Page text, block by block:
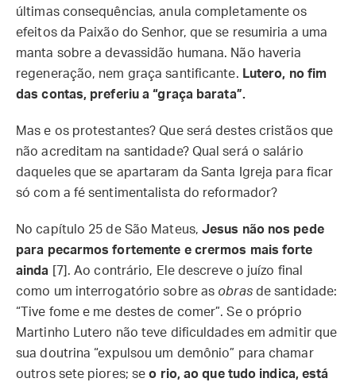
últimas consequências, anula completamente os
efeitos da Paixão do Senhor, que se resumiria a uma
manta sobre a devassidão humana. Não haveria
regeneração, nem graça santificante. Lutero, no fim
das contas, preferiu a “graça barata”.
Mas e os protestantes? Que será destes cristãos que
não acreditam na santidade? Qual será o salário
daqueles que se apartaram da Santa Igreja para ficar
só com a fé sentimentalista do reformador?
No capítulo 25 de São Mateus, Jesus não nos pede
para pecarmos fortemente e crermos mais forte
ainda [7]. Ao contrário, Ele descreve o juízo final
como um interrogatório sobre as obrasde santidade:
“Tive fome e me destes de comer”. Se o próprio
Martinho Lutero não teve dificuldades em admitir que
sua doutrina “expulsou um demônio” para chamar
outros sete piores; seo rio, ao que tudo indica, está